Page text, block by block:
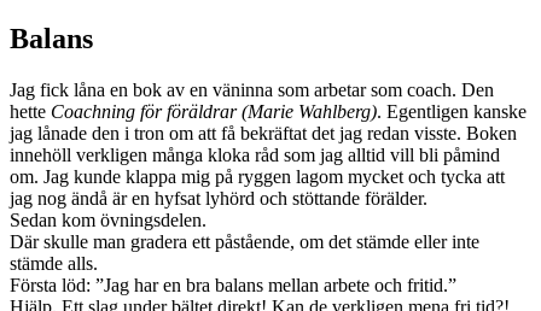
Balans
Jag fick låna en bok av en väninna som arbetar som coach. Den
hette Coachning för föräldrar (Marie Wahlberg). Egentligen kanske
jag lånade den i tron om att få bekräftat det jag redan visste. Boken
innehöll verkligen många kloka råd som jag alltid vill bli påmind
om. Jag kunde klappa mig på ryggen lagom mycket och tycka att
jag nog ändå är en hyfsat lyhörd och stöttande förälder.
Sedan kom övningsdelen.
Där skulle man gradera ett påstående, om det stämde eller inte
stämde alls.
Första löd: ”Jag har en bra balans mellan arbete och fritid.”